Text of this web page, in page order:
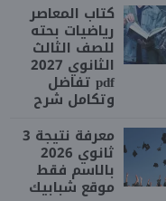
كتاب المعاصر
رياضيات بحته
للصف الثالث
الثانوي 2027
pdf تفاضل
وتكامل شرح
معرفة نتيجة 3
ثانوي 2026
بالاسم فقط
موقع شبابيك